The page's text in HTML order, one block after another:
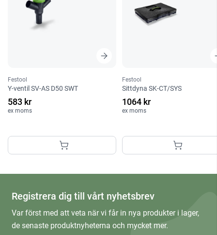
Festool
Y-ventil SV-AS D50 SWT
583 kr
ex moms
Festool
Sittdyna SK-CT/SYS
1064 kr
ex moms
Registrera dig till vårt nyhetsbrev
Var först med att veta när vi får in nya produkter i lager,
de senaste produktnyheterna och mycket mer.